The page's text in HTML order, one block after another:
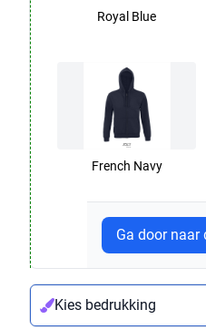
Royal Blue
French Navy
Ga door naar
Kies bedrukking